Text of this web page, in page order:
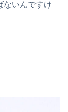
ないんですけ